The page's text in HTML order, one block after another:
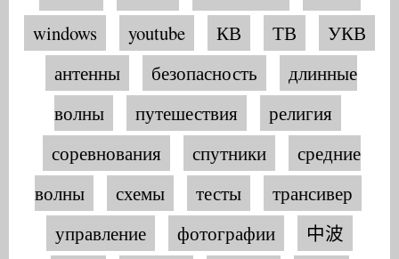
windows
youtube КВ ТВ
УКВ
антенны
безопасность
длинные
волны
путешествия
религия
соревнования
спутники
средние
волны
схемы тесты
трансивер
управление
фотографии
中波